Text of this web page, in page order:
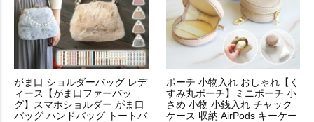
がま口 ショルダーバッグ レデ
ィース【がま口ファーバッ
グ】スマホショルダー がま口
バッグ ハンドバッグ トートバ
ポーチ 小物入れ おしゃれ【く
すみ丸ポーチ】ミニポーチ 小
さめ 小物 小銭入れ チャック
ケース 収納 AirPods キーケー